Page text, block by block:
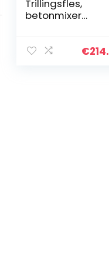
Trillingsfles,
betonmixer
€